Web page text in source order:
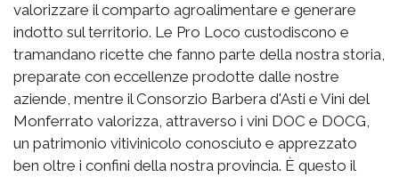
valorizzare il comparto agroalimentare e generare
indotto sul territorio. Le Pro Loco custodiscono e
tramandano ricette che fanno parte della nostra storia,
preparate con eccellenze prodotte dalle nostre
aziende, mentre il Consorzio Barbera d'Asti e Vini del
Monferrato valorizza, attraverso i vini DOC e DOCG,
un patrimonio vitivinicolo conosciuto e apprezzato
ben oltre i confini della nostra provincia. È questo il